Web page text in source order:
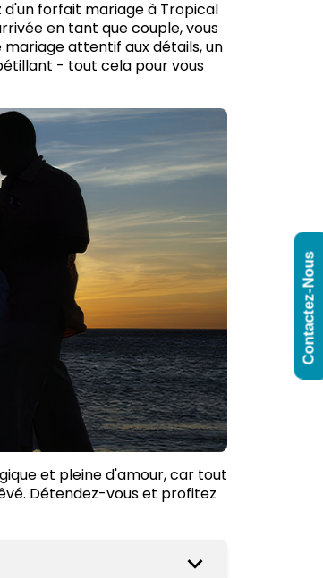
d'un forfait mariage à Tropical
en tant que couple, vous
mariage attentif aux détails, un
- tout cela pour vous
et pleine d'amour, car tout
Détendez-vous et profitez
Contactez-Nous